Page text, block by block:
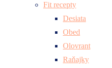
Fit recepty
Desiata
Obed
Olovrant
Raňajky